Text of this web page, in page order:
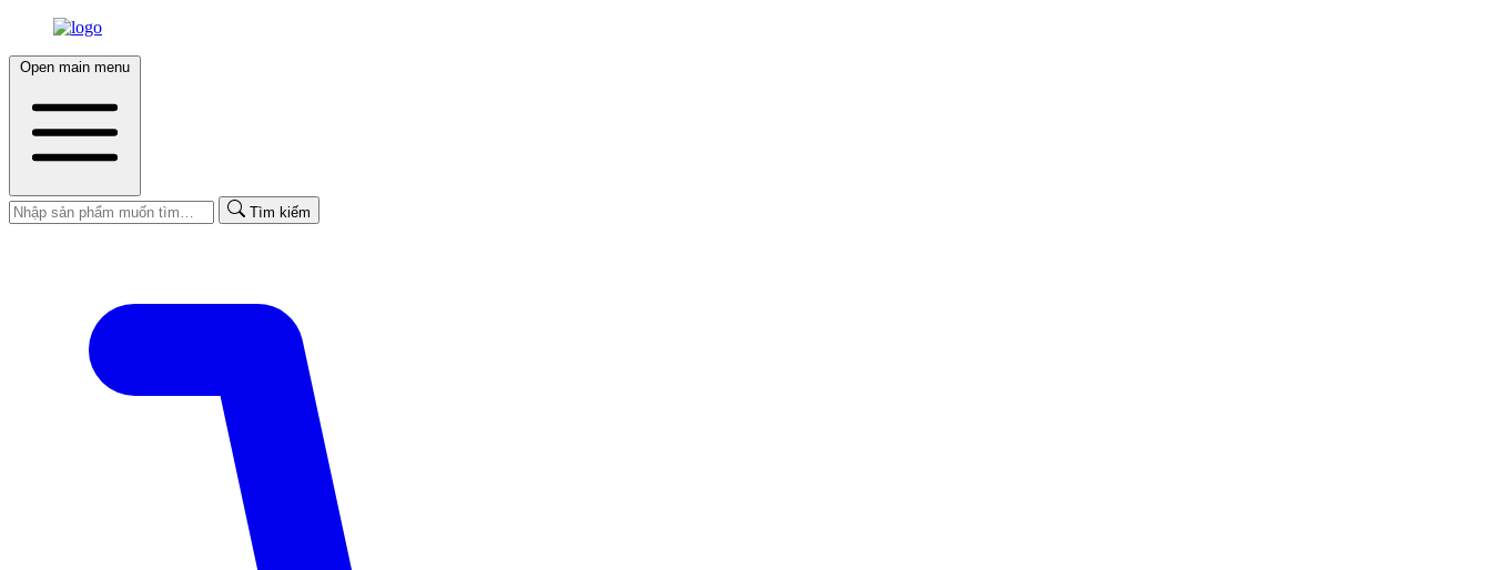
Open main menu
Tìm kiếm